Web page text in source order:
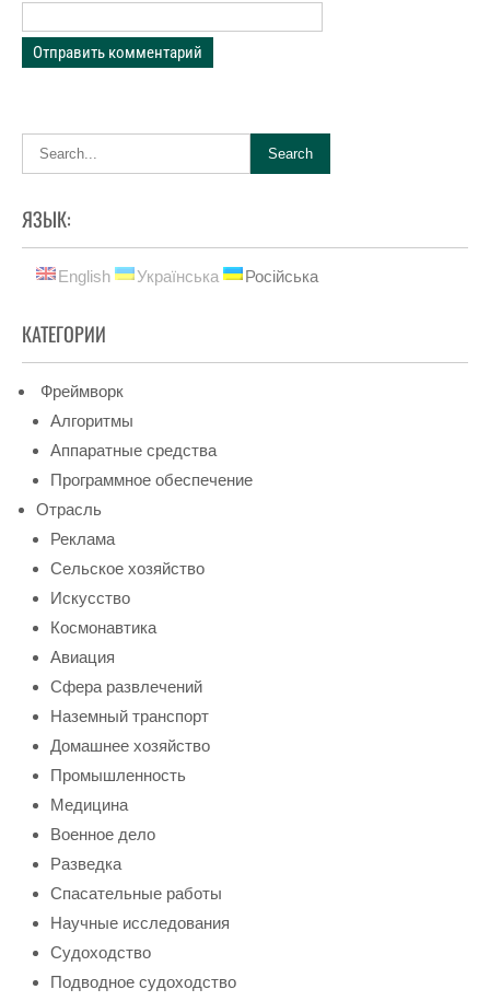
ЯЗЫК:
English Українська Російська
КАТЕГОРИИ
Фреймворк
Алгоритмы
Аппаратные средства
Программное обеспечение
Отрасль
Реклама
Сельское хозяйство
Искусство
Космонавтика
Авиация
Сфера развлечений
Наземный транспорт
Домашнее хозяйство
Промышленность
Медицина
Военное дело
Разведка
Спасательные работы
Научные исследования
Судоходство
Подводное судоходство